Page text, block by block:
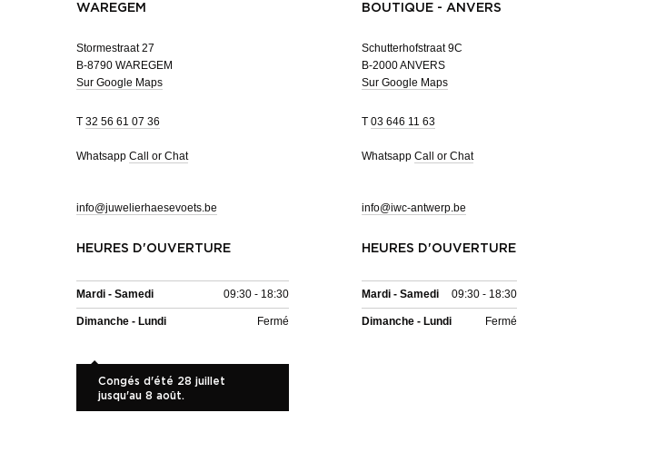
WAREGEM
Stormestraat 27
B-8790 WAREGEM
Sur Google Maps
T 32 56 61 07 36
Whatsapp Call or Chat
info@juwelierhaesevoets.be
HEURES D'OUVERTURE
Mardi - Samedi 09:30 - 18:30
Dimanche - Lundi Fermé
Congés d'été 28 juillet
jusqu'au 8 août.
BOUTIQUE - ANVERS
Schutterhofstraat 9C
B-2000 ANVERS
Sur Google Maps
T 03 646 11 63
Whatsapp Call or Chat
info@iwc-antwerp.be
HEURES D'OUVERTURE
Mardi - Samedi 09:30 - 18:30
Dimanche - Lundi Fermé